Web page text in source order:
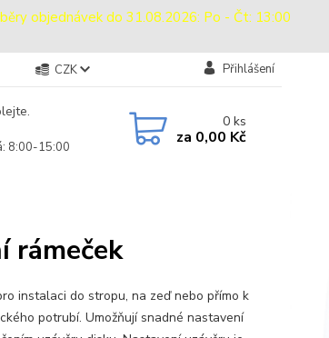
objednávek do 31.08.2026: Po - Čt: 13:00
CZK Přihlášení
8:00-15:00
0ks
za 0,00 Kč
rámeček
instalaci do stropu, na zeď nebo přímo k
potrubí. Umožňují snadné nastavení